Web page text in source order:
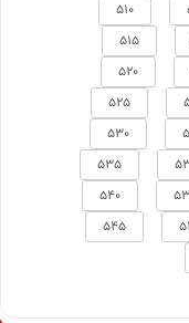
510
515
520
525
530
535
540
545